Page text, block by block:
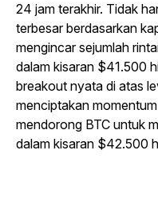
24 jam terakhir. Tidak
terbesar berdasarkan
mengincar sejumlah
dalam kisaran $41.500
breakout nyata di atas
menciptakan
mendorong BTC untuk
dalam kisaran $42.500